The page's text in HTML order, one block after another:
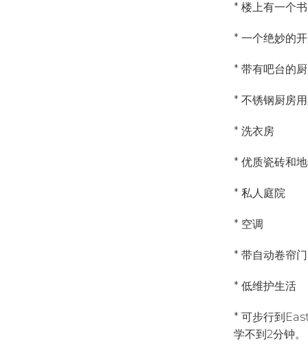
* 楼上有一个
* 一个绝妙的
* 带有吧台的
* 不锈钢厨房
* 洗衣房
* 优质瓷砖和
* 私人庭院
* 空调
* 带自动卷帘
* 低维护生活
* 可步行到
学不到2分钟。